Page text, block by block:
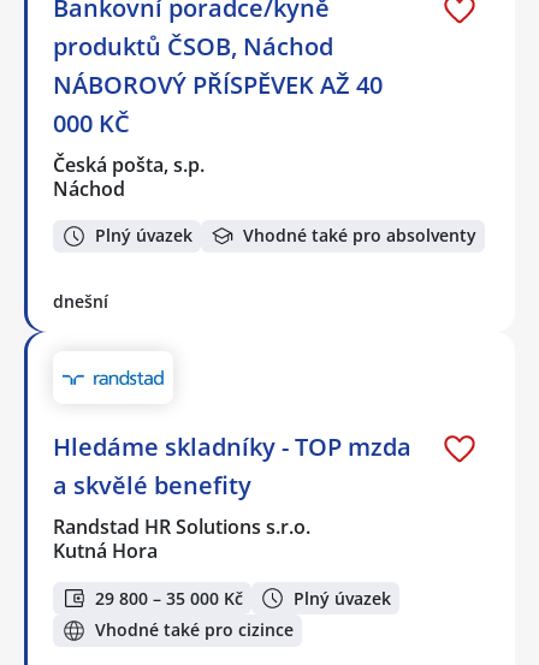
Bankovní poradce/kyně
produktů ČSOB, Náchod
NÁBOROVÝ PŘÍSPĚVEK AŽ 40
000 KČ
Česká pošta, s.p.
Náchod
Plný úvazek Vhodné také pro absolventy
dnešní
Hledáme skladníky - TOP mzda
a skvělé benefity
Randstad HR Solutions s.r.o.
Kutná Hora
29 800 – 35 000 Kč
Plný úvazek
Vhodné také pro cizince